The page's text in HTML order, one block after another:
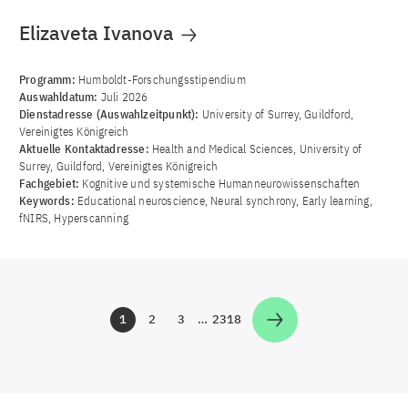
Elizaveta Ivanova
Programm: Humboldt-Forschungsstipendium
Auswahldatum: Juli 2026
Dienstadresse (Auswahlzeitpunkt): University of Surrey, Guildford,
Vereinigtes Königreich
Aktuelle Kontaktadresse: Health and Medical Sciences, University of
Surrey, Guildford, Vereinigtes Königreich
Fachgebiet: Kognitive und systemische Humanneurowissenschaften
Keywords: Educational neuroscience, Neural synchrony, Early learning,
fNIRS, Hyperscanning
Zur Seite
1 Zur Seite
2 Zur Seite
3 … Zur Seite
2318